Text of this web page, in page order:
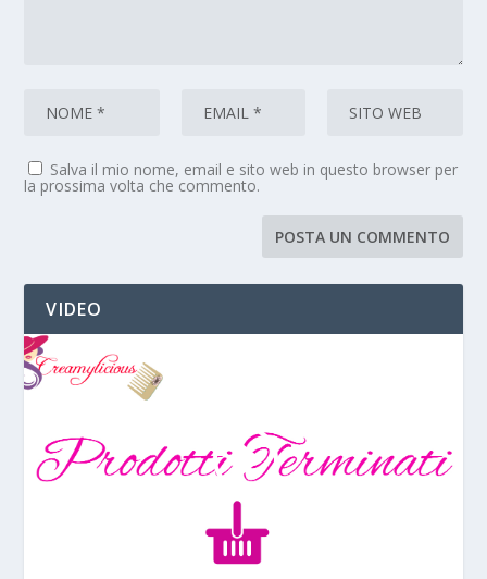
Salva il mio nome, email e sito web in questo browser per
la prossima volta che commento.
VIDEO